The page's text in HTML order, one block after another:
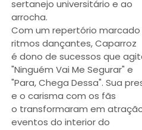
sertanejo universitário e ao
arrocha.
Com um repertório
ritmos dançantes, Caparroz
é dono de sucessos que
"Ninguém Vai Me Segurar" e
"Para, Chega Dessa". Sua
e o carisma com os fãs
o transformaram em
eventos do interior do